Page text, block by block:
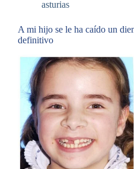
asturias
A mi hijo se le ha caído un
definitivo